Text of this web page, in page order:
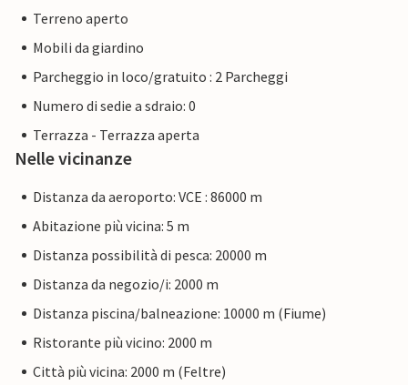
Terreno aperto
Mobili da giardino
Parcheggio in loco/gratuito : 2 Parcheggi
Numero di sedie a sdraio: 0
Terrazza - Terrazza aperta
Nelle vicinanze
Distanza da aeroporto: VCE : 86000 m
Abitazione più vicina: 5 m
Distanza possibilità di pesca: 20000 m
Distanza da negozio/i: 2000 m
Distanza piscina/balneazione: 10000 m (Fiume)
Ristorante più vicino: 2000 m
Città più vicina: 2000 m (Feltre)